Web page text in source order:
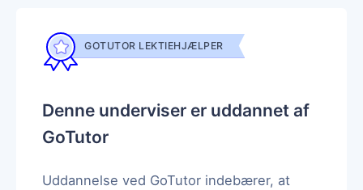
GOTUTOR LEKTIEHJÆLPER
Denne underviser er uddannet af
GoTutor
Uddannelse ved GoTutor indebærer, at